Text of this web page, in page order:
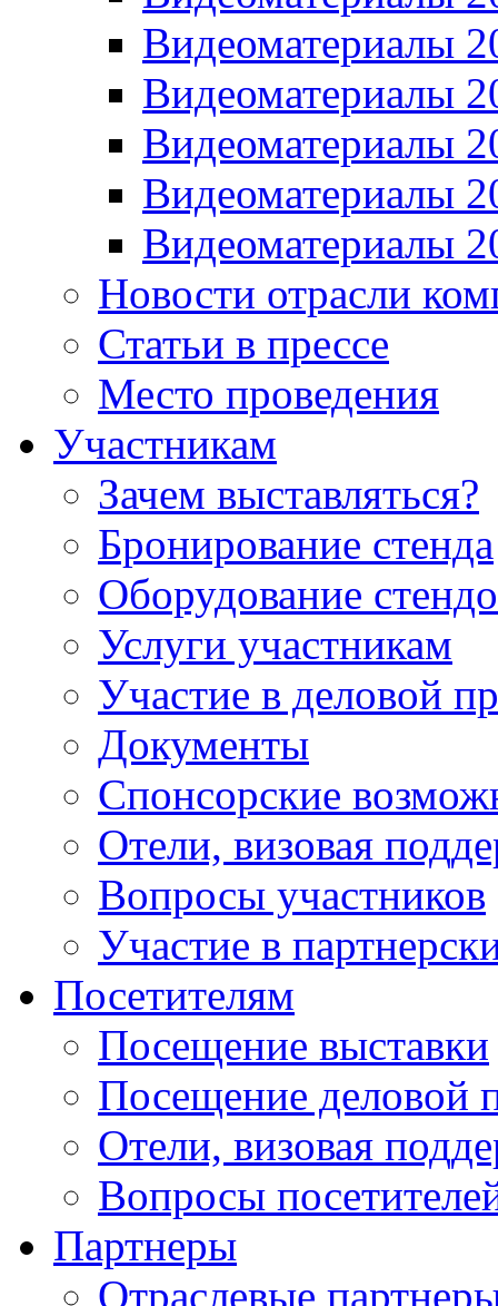
Видеоматериалы
Видеоматериалы
Видеоматериалы
Видеоматериалы
Видеоматериалы
Новости отрасли
Статьи в прессе
Место проведения
Участникам
Зачем выставляться?
Бронирование стенда
Оборудование
Услуги участникам
Участие в деловой
Документы
Спонсорские
Отели, визовая
Вопросы участников
Участие в
Посетителям
Посещение выставки
Посещение деловой
Отели, визовая
Вопросы
Партнеры
Отраслевые